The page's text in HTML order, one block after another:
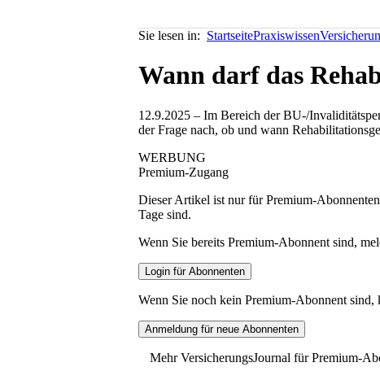
Sie lesen in: StartseitePraxiswissen
Wann darf das
12.9.2025 – Im Bereich der BU-/
der Frage nach, ob und wann
WERBUNG
Premium-Zugang
Dieser Artikel ist nur für Premium-
Tage sind.
Wenn Sie bereits Premium-Abonnent sind,
Wenn Sie noch kein Premium-Abonnent sind,
Mehr VersicherungsJournal für Premium-